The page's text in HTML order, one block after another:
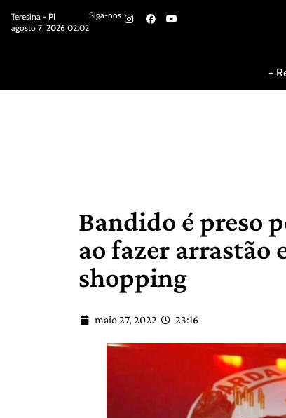
Teresina - PI
agosto 7, 2026 02:02
Siga-nos
+
Bandido é preso
ao fazer arrastão
shopping
maio 27, 2022 23:16